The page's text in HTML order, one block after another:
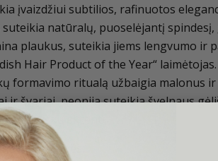
įvaizdžiui subtilios, rafinuotos
natūralų, puoselėjantį
plaukus, suteikia jiems lengvumo ir
Hair Product of the Year“ laimėtojas.
formavimo ritualą užbaigia malonus
ir švariai, peonija suteikia švelnaus
akcentu.
savybės: